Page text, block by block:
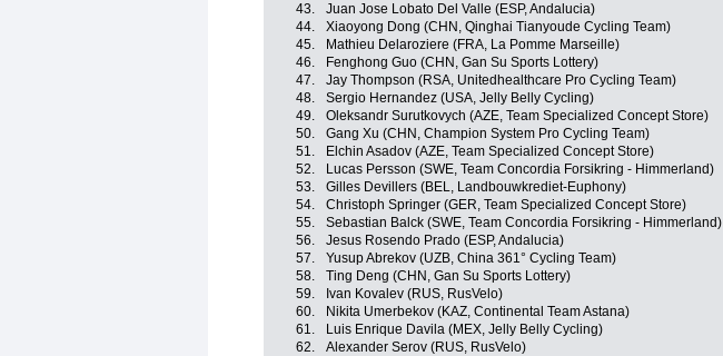
43.
Juan Jose Lobato Del Valle (ESP, Andalucia)
44.
Xiaoyong Dong (CHN, Qinghai Tianyoude Cycling Team)
45.
Mathieu Delaroziere (FRA, La Pomme Marseille)
46.
Fenghong Guo (CHN, Gan Su Sports Lottery)
47.
Jay Thompson (RSA, Unitedhealthcare Pro Cycling Team)
48.
Sergio Hernandez (USA, Jelly Belly Cycling)
49.
Oleksandr Surutkovych (AZE, Team Specialized Concept Store)
50.
Gang Xu (CHN, Champion System Pro Cycling Team)
51.
Elchin Asadov (AZE, Team Specialized Concept Store)
52.
Lucas Persson (SWE, Team Concordia Forsikring - Himmerland)
53.
Gilles Devillers (BEL, Landbouwkrediet-Euphony)
54.
Christoph Springer (GER, Team Specialized Concept Store)
55.
Sebastian Balck (SWE, Team Concordia Forsikring - Himmerland)
56.
Jesus Rosendo Prado (ESP, Andalucia)
57.
Yusup Abrekov (UZB, China 361° Cycling Team)
58.
Ting Deng (CHN, Gan Su Sports Lottery)
59.
Ivan Kovalev (RUS, RusVelo)
60.
Nikita Umerbekov (KAZ, Continental Team Astana)
61.
Luis Enrique Davila (MEX, Jelly Belly Cycling)
62.
Alexander Serov (RUS, RusVelo)